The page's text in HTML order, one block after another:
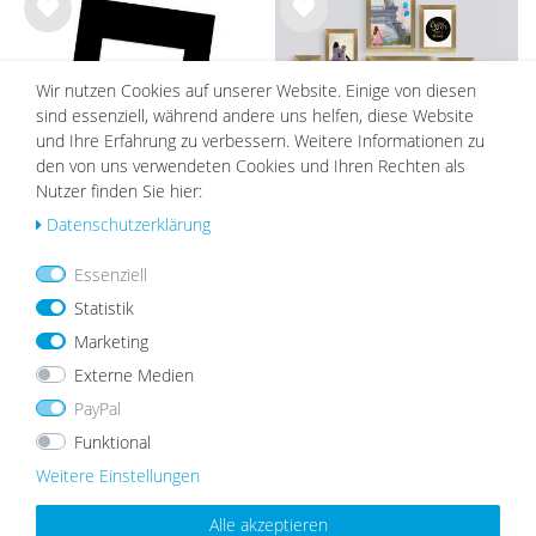
Wu
e
nsc
e
Wu
Wir nutzen Cookies auf unserer Website. Einige von diesen
sind essenziell, während andere uns helfen, diese Website
und Ihre Erfahrung zu verbessern. Weitere Informationen zu
den von uns verwendeten Cookies und Ihren Rechten als
Nutzer finden Sie hier:
Daten­schutz­erklärung
Essenziell
Statistik
Marketing
Externe Medien
PayPal
Funktional
Weitere Einstellungen
Alle akzeptieren